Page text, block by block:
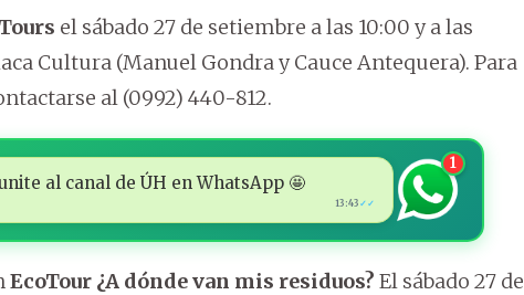
el sábado 27 de setiembre a las 10:00 y a las
Cultura (Manuel Gondra y Cauce Antequera). Para
al (0992) 440-812.
al canal de ÚH en WhatsApp 🤩
13:43 ✓✓
1
EcoTour ¿A dónde van mis residuos? El sábado 27 de